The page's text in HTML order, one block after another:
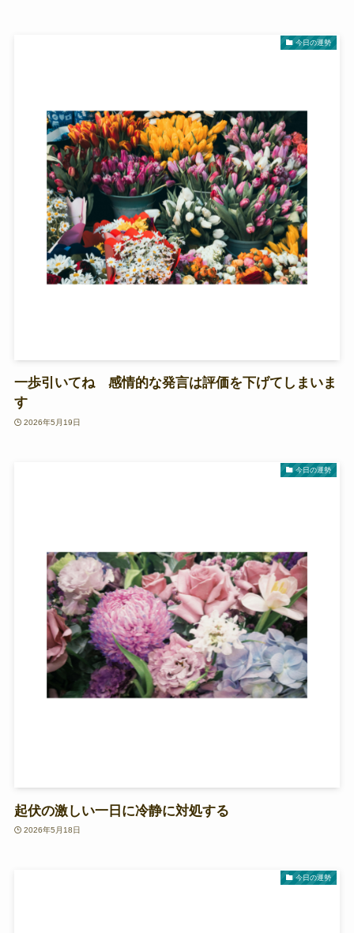
今日の運勢
一歩引いてね 感情的な発言は評価を下げてしまいま
す
2026年5月19日
今日の運勢
起伏の激しい一日に冷静に対処する
2026年5月18日
今日の運勢